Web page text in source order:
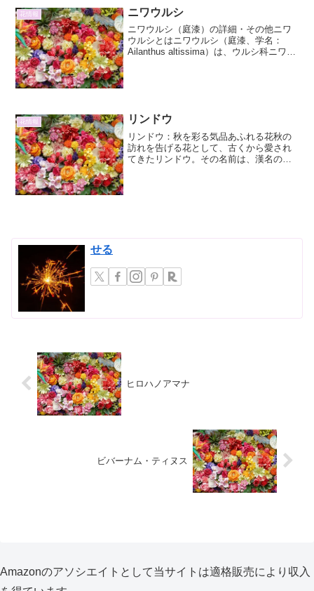
あり、機能的で洗練されたデザインにあ
ります。そんな北欧...
花情報 ニワウルシ
ニワウルシ（庭漆）の詳細・その他ニワ
ウルシとはニワウルシ（庭漆、学名：
Ailanthus altissima）は、ウルシ科ニワウ
花情報 リンドウ
リンドウ：秋を彩る気品あふれる花秋の
訪れを告げる花として、古くから愛され
てきたリンドウ。その名前は、漢名の
せる
ヒロハノアマナ
ビバーナム・ティヌス
Amazonのアソシエイトとして当サイトは適格販売により収入